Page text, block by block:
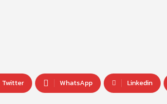
Twitter WhatsApp Linkedin